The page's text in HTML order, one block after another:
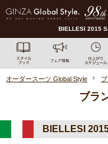
BIELLESI 2015
オーダースーツ Global Style
ブラ
BIELLESI